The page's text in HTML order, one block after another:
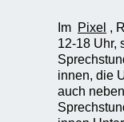
Im Pixel ,
12-18 Uhr,
innen, die
auch